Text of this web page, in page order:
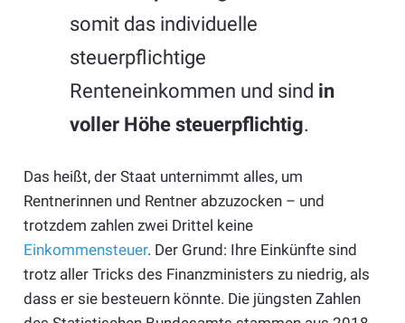
somit das individuelle
steuerpflichtige
Renteneinkommen und sind in
voller Höhe steuerpflichtig.
Das heißt, der Staat unternimmt alles, um
Rentnerinnen und Rentner abzuzocken – und
trotzdem zahlen zwei Drittel keine
Einkommensteuer. Der Grund: Ihre Einkünfte sind
trotz aller Tricks des Finanzministers zu niedrig, als
dass er sie besteuern könnte. Die jüngsten Zahlen